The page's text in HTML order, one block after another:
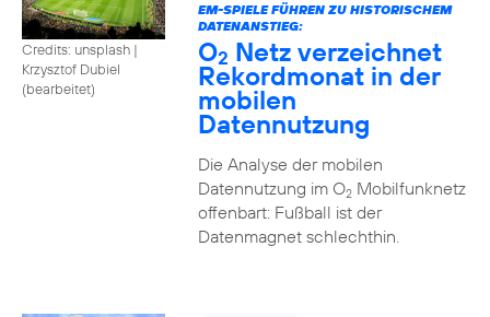
Credits: unsplash |
Krzysztof Dubiel
(bearbeitet)
EM-SPIELE FÜHREN ZU HISTORISCHEM
DATENANSTIEG:
O2 Netz verzeichnet
Rekordmonat in der
mobilen
Datennutzung
Die Analyse der mobilen
Datennutzung im O2Mobilfunknetz
offenbart: Fußball ist der
Datenmagnet schlechthin.